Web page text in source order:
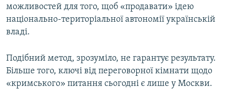
можливостей для того, щоб «продавати» ідею
національно-територіальної автономії українській
владі.
Подібний метод, зрозуміло, не гарантує результату.
Більше того, ключі від переговорної кімнати щодо
«кримського» питання сьогодні є лише у Москви.